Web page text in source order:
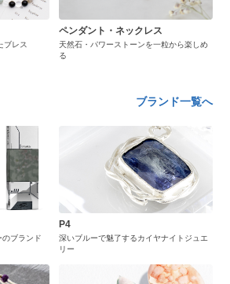
ブレス
ペンダント・ネックレス
天然石・パワーストーンを一粒から楽しめ
る
ブランド一覧へ
のブランド
P4
深いブルーで魅了するカイヤナイトジュエ
リー